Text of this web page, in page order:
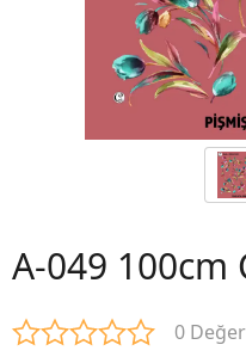
A-049 100cm
0